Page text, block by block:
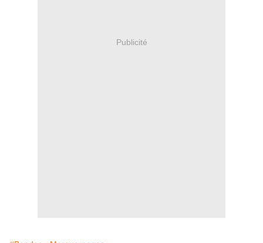
Publicité